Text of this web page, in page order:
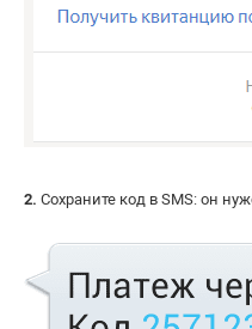
2. Сохраните код в SMS: он